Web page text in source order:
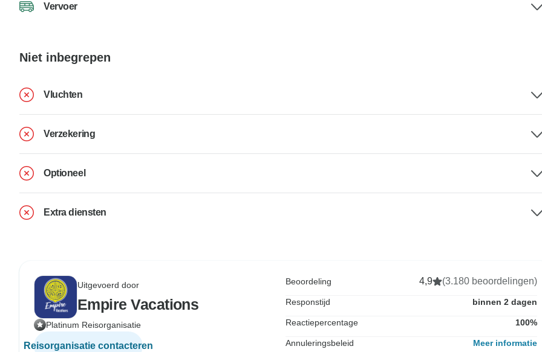
Vervoer
Niet inbegrepen
Vluchten
Verzekering
Optioneel
Extra diensten
Uitgevoerd door
Empire Vacations
Platinum Reisorganisatie
Reisorganisatie contacteren
Beoordeling 4,9 (3.180 beoordelingen)
Responstijd binnen 2 dagen
Reactiepercentage 100%
Annuleringsbeleid Meer informatie